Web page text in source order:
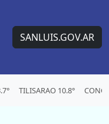
SANLUIS.GOV.AR
TILISARAO 10.8°